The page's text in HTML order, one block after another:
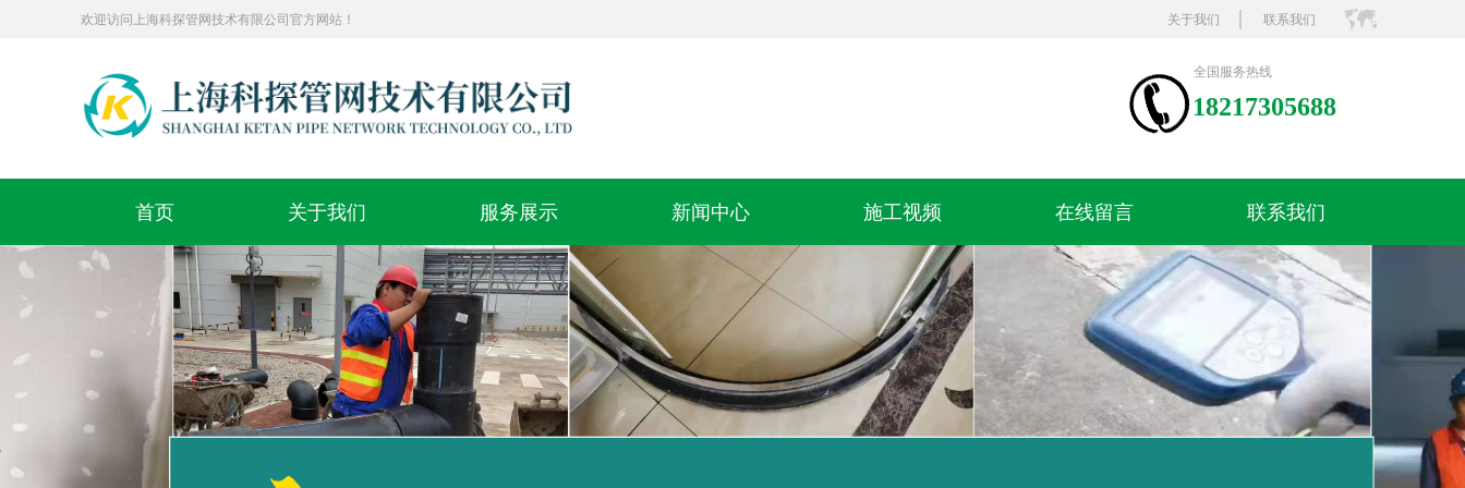
欢迎访问上海科探管网技术有限公司官方网站！ 关于我们 联系我们
全国服务热线
18217305688
首页 关于我们 服务展示 新闻中心 施工视频 在线留言 联系我们